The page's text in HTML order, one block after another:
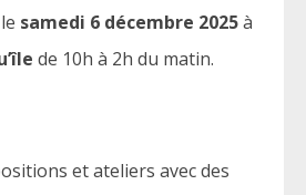
samedi 6 décembre 2025à
de 10h à 2h du matin.
et ateliers avec des